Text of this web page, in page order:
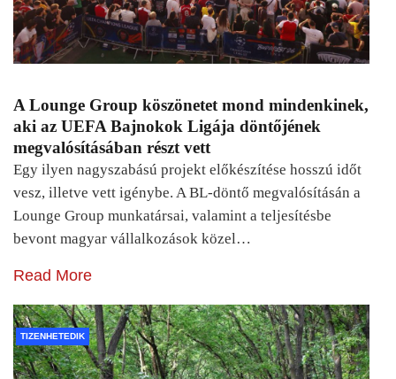
A Lounge Group köszönetet mond mindenkinek,
aki az UEFA Bajnokok Ligája döntőjének
megvalósításában részt vett
Egy ilyen nagyszabású projekt előkészítése hosszú időt
vesz, illetve vett igénybe. A BL-döntő megvalósításán a
Lounge Group munkatársai, valamint a teljesítésbe
bevont magyar vállalkozások közel…
Read More
TIZENHETEDIK